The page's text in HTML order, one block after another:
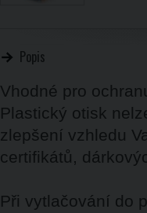
Popis
Vhodné pro
Plastický otisk
zlepšení vzhledu
certifikátů,
Při vytlačování do